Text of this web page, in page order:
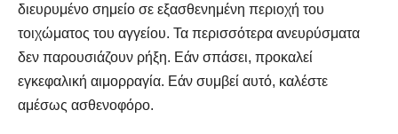
διευρυμένο σημείο σε εξασθενημένη περιοχή του
τοιχώματος του αγγείου. Τα περισσότερα ανευρύσματα
δεν παρουσιάζουν ρήξη. Εάν σπάσει, προκαλεί
εγκεφαλική αιμορραγία. Εάν συμβεί αυτό, καλέστε
αμέσως ασθενοφόρο.